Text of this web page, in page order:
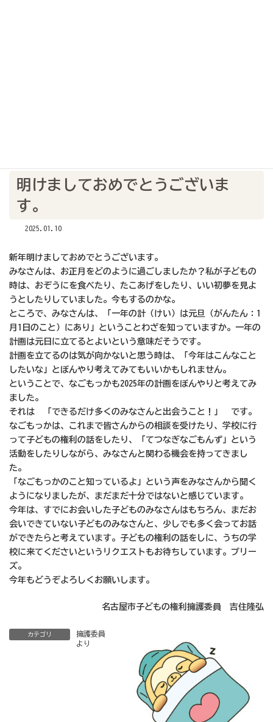
明けましておめでとうございま
す。
2025.01.10
新年明けましておめでとうございます。
みなさんは、お正月をどのように過ごしましたか？私が子どもの
時は、おぞうにを食べたり、たこあげをしたり、いい初夢を見よ
うとしたりしていました。今もするのかな。
ところで、みなさんは、「一年の計（けい）は元旦（がんたん：1
月1日のこと）にあり」ということわざを知っていますか。一年の
計画は元日に立てるとよいという意味だそうです。
計画を立てるのは気が向かないと思う時は、「今年はこんなこと
したいな」とぼんやり考えてみてもいいかもしれません。
ということで、なごもっかも2025年の計画をぼんやりと考えてみ
ました。
それは 「できるだけ多くのみなさんと出会うこと！」 です。
なごもっかは、これまで皆さんからの相談を受けたり、学校に行
って子どもの権利の話をしたり、「てつなぎなごもんず」という
活動をしたりしながら、みなさんと関わる機会を持ってきまし
た。
「なごもっかのこと知っているよ」という声をみなさんから聞く
ようになりましたが、まだまだ十分ではないと感じています。
今年は、すでにお会いした子どものみなさんはもちろん、まだお
会いできていない子どものみなさんと、少しでも多く会ってお話
ができたらと考えています。子どもの権利の話をしに、うちの学
校に来てくださいというリクエストもお待ちしています。プリー
ズ。
今年もどうぞよろしくお願いします。
名古屋市子どもの権利擁護委員 吉住隆弘
カテゴリ
擁護委員
より